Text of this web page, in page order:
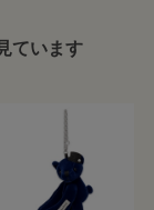
ています